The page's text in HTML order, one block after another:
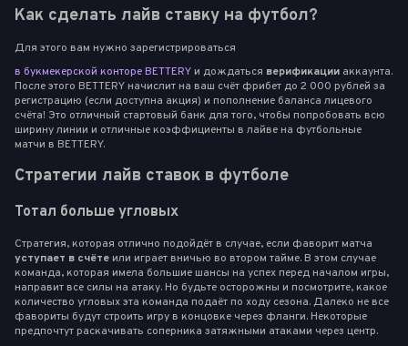
Как сделать лайв ставку на футбол?
Для этого вам нужно зарегистрироваться
в букмекерской конторе BETTERY и дождаться верификации аккаунта.
После этого BETTERY начислит на ваш счёт фрибет до 2 000 рублей за
регистрацию (если доступна акция) и пополнение баланса лицевого
счёта! Это отличный стартовый банк для того, чтобы попробовать всю
ширину линии и отличные коэффициенты в лайве на футбольные
матчи в BETTERY.
Стратегии лайв ставок в футболе
Тотал больше угловых
Стратегия, которая отлично подойдёт в случае, если фаворит матча
уступает в счёте или играет вничью во втором тайме. В этом случае
команда, которая имела большие шансы на успех перед началом игры,
направит все силы на атаку. Но будьте осторожны и посмотрите, какое
количество угловых эта команда подаёт по ходу сезона. Далеко не все
фавориты будут строить игру в концовке через фланги. Некоторые
предпочтут раскачивать соперника затяжными атаками через центр.